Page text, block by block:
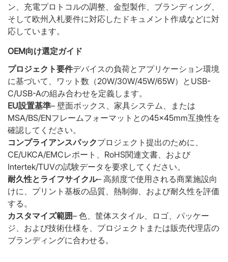
ン、充電プロトコルの調整、金型製作、ブランディング、
そして欧州入札要件に対応したドキュメント作成などに対
応しています。
OEM向け選定ガイド
プロジェクト要件デバイスの負荷とアプリケーション環境
に基づいて、ワット数（20W/30W/45W/65W）とUSB-
C/USB-Aの組み合わせを定義します。
EU設置基準– 壁面ボックス、家具システム、または
MSA/BS/ENフレームフォーマットとの45×45mm互換性を
確認してください。
コンプライアンスパックプロジェクト提出のために、
CE/UKCA/EMCレポート、RoHS関連文書、および
Intertek/TUVの試験データを要求してください。
耐久性とライフサイクル– 高頻度で使用される商業施設向
けに、プリント基板の品質、熱制御、および耐久性を評価
する。
カスタマイズ範囲– 色、筐体スタイル、ロゴ、パッケー
ジ、および技術仕様を、プロジェクトまたは販売代理店の
ブランディングに合わせる。